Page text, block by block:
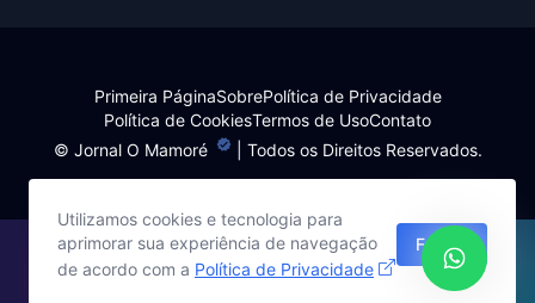
© Jornal O Mamoré | Todos os Direitos Reservados.
Primeira PáginaSobrePolítica de Privacidade
Política de CookiesTermos de UsoContato
Utilizamos cookies e tecnologia para
aprimorar sua experiência de navegação
de acordo com a Política de Privacidade
Fechar
Site desenvolvido por:
Harlley Rebouças